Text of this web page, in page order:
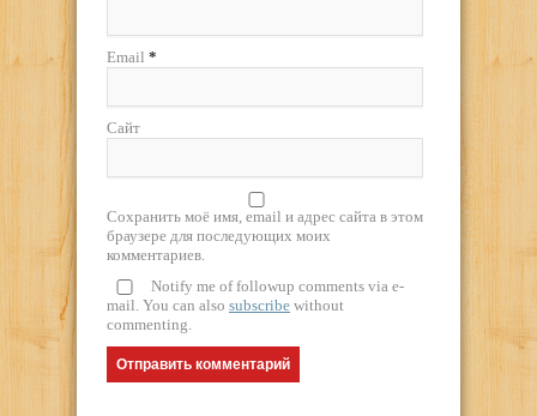
Email *
Сайт
Сохранить моё имя, email и адрес сайта в этом
браузере для последующих моих
комментариев.
Notify me of followup comments via e-
mail. You can also subscribe without
commenting.